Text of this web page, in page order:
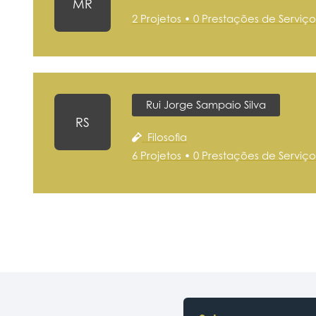
MR
2 Projetos • 0 Prestações de Serviço
RS
Rui Jorge Sampaio Silva
Filosofia
6 Projetos • 0 Prestações de Serviço